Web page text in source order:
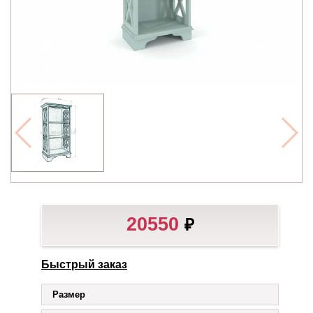
20550 ₽
Быстрый заказ
Размер